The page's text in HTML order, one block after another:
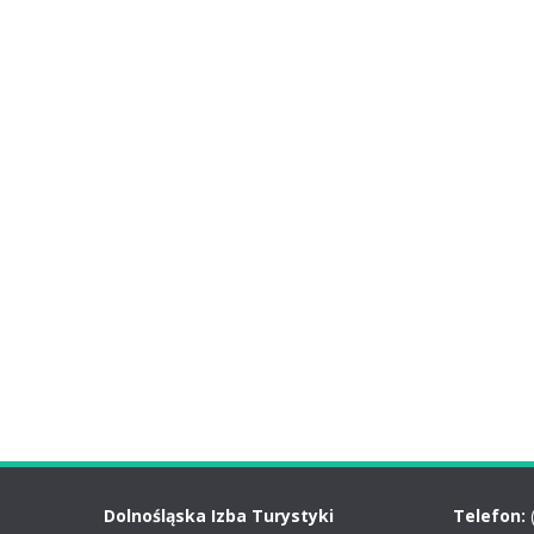
Dolnośląska Izba Turystyki
Telefon: